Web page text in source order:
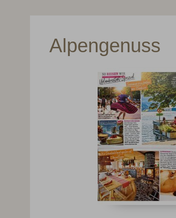
Alpengenuss